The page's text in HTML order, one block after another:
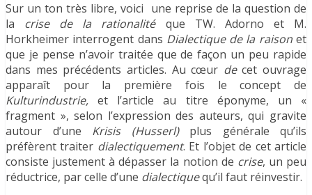
Sur un ton très libre, voici une reprise de la question de
la crise de la rationalitéque TW. Adorno et M.
Horkheimer interrogent dans Dialectique de la raisonet
que je pense n’avoir traitée que de façon un peu rapide
dans mes précédents articles. Au cœur decet ouvrage
apparaît pour la première fois le concept de
Kulturindustrie, et l’article au titre éponyme, un «
fragment », selon l’expression des auteurs, qui gravite
autour d’une Krisis (Husserl) plus générale qu’ils
préfèrent traiter dialectiquement. Et l’objet de cet article
consiste justement à dépasser la notion de crise, un peu
réductrice, par celle d’une dialectiquequ’il faut réinvestir.